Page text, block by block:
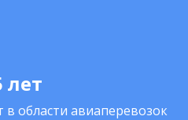
лет
области авиаперевозок